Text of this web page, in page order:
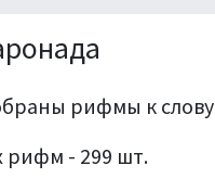
рифмы к слову
рифм - 299 шт.